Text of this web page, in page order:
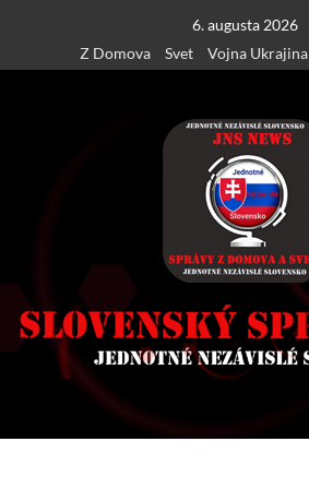
content
6. augusta 2026
Z Domova
Svet Vojna Ukrajina